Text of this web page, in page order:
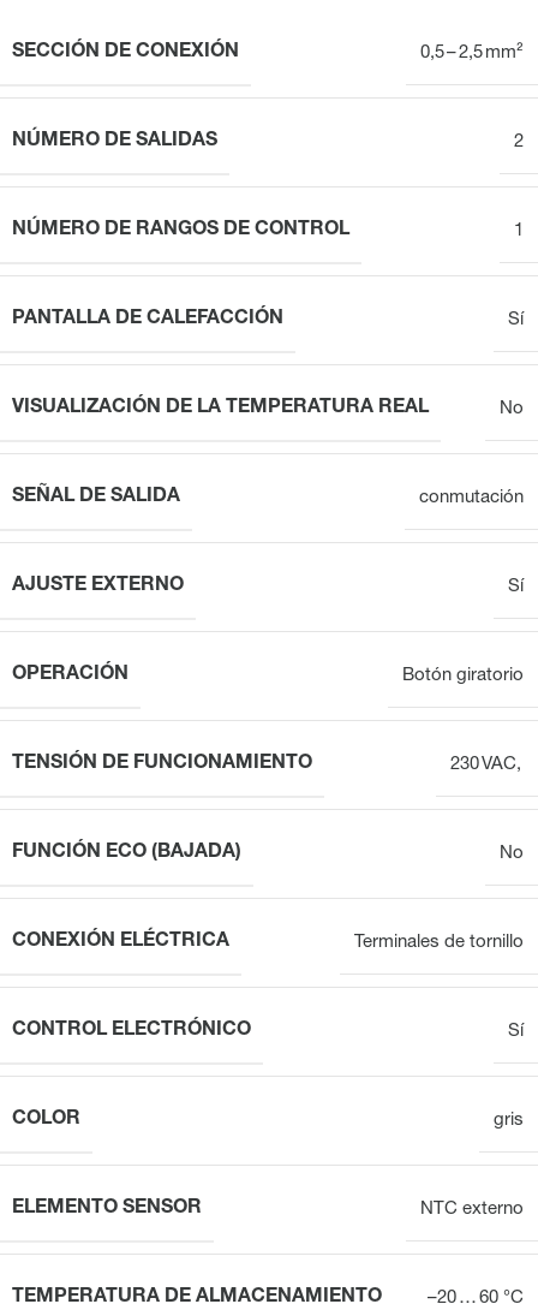
SECCIÓN DE CONEXIÓN 0,5 – 2,5 mm²
NÚMERO DE SALIDAS 2
NÚMERO DE RANGOS DE CONTROL 1
PANTALLA DE CALEFACCIÓN Sí
VISUALIZACIÓN DE LA TEMPERATURA REAL No
SEÑAL DE SALIDA conmutación
AJUSTE EXTERNO Sí
OPERACIÓN Botón giratorio
TENSIÓN DE FUNCIONAMIENTO 230 VAC,
FUNCIÓN ECO (BAJADA) No
CONEXIÓN ELÉCTRICA Terminales de tornillo
CONTROL ELECTRÓNICO Sí
COLOR gris
ELEMENTO SENSOR NTC externo
TEMPERATURA DE ALMACENAMIENTO –20 … 60 °C